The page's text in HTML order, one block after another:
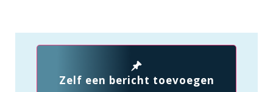
Zelf een bericht toevoegen